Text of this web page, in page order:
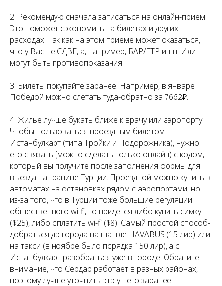
2. Рекомендую сначала записаться на онлайн-приём.
Это поможет сэкономить на билетах и других
расходах. Так как на этом приеме может оказаться,
что у Вас не СДВГ, а, например, БАР/ГТР и т.п. Или
могут быть противопоказания.
3. Билеты покупайте заранее. Например, в январе
Победой можно слетать туда-обратно за 7662₽.
4. Жильё лучше букать ближе к врачу или аэропорту.
Чтобы пользоваться проездным билетом
Истанбулкарт (типа Тройки и Подорожника), нужно
его связать (можно сделать только онлайн) с кодом,
который вы получите после заполнения формы для
въезда на границе Турции. Проездной можно купить в
автоматах на остановках рядом с аэропортами, но
из-за того, что в Турции тоже большие регуляции
общественного wi-fi, то придется либо купить симку
($25), либо оплатить wi-fi ($8). Самый простой способ-
добраться до города на шаттле HAVABUS (15 лир) или
на такси (в ноябре было порядка 150 лир), а с
Истанбулкарт разобраться уже в городе. Обратите
внимание, что Сердар работает в разных районах,
поэтому лучше уточнить это у него заранее.